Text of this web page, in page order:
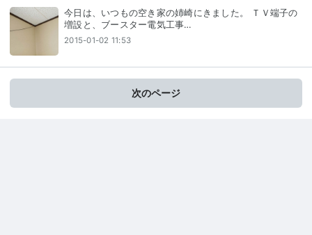
今日は、いつもの空き家の姉崎にきました。 ＴＶ端子の
増設と、ブースター電気工事…
2015-01-02 11:53
次のページ